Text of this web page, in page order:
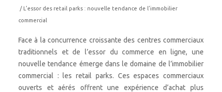
/ L’essor des retail parks : nouvelle tendance de l’immobilier
commercial
Face à la concurrence croissante des centres commerciaux
traditionnels et de l’essor du commerce en ligne, une
nouvelle tendance émerge dans le domaine de l’immobilier
commercial : les retail parks. Ces espaces commerciaux
ouverts et aérés offrent une expérience d’achat plus